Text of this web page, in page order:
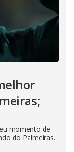
momento de
do Palmeiras.